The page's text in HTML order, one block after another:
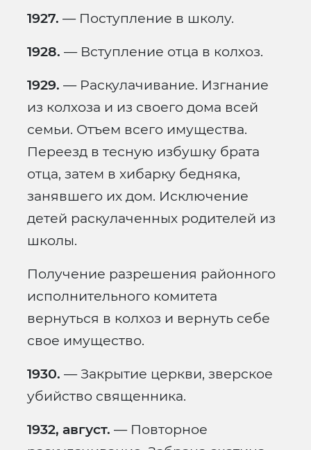
1927. — Поступление в школу.
1928. — Вступление отца в колхоз.
1929. — Раскулачивание. Изгнание
из колхоза и из своего дома всей
семьи. Отъем всего имущества.
Переезд в тесную избушку брата
отца, затем в хибарку бедняка,
занявшего их дом. Исключение
детей раскулаченных родителей из
школы.
Получение разрешения районного
исполнительного комитета
вернуться в колхоз и вернуть себе
свое имущество.
1930. — Закрытие церкви, зверское
убийство священника.
1932, август. — Повторное